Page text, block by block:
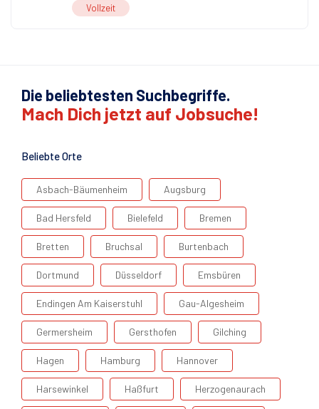
Vollzeit
Die beliebtesten Suchbegriffe.
Mach Dich jetzt auf Jobsuche!
Beliebte Orte
Asbach-Bäumenheim Augsburg
Bad Hersfeld Bielefeld Bremen
Bretten Bruchsal Burtenbach
Dortmund Düsseldorf Emsbüren
Endingen Am Kaiserstuhl Gau-Algesheim
Germersheim Gersthofen Gilching
Hagen Hamburg Hannover
Harsewinkel Haßfurt Herzogenaurach